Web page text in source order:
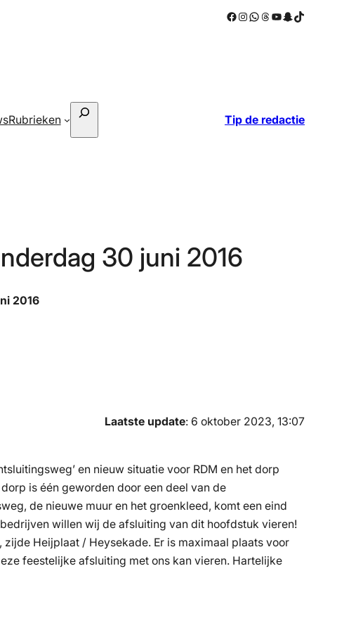
Facebook
Instagram
WhatsApp
Threads
YouTube
Snapchat
TikTok
Rubrieken
Zoeken
Tip de redactie
30 juni 2016
2016
Laatste update: 6 oktober 2023, 13:07
en nieuw situatie voor RDM en het dorp
is één geworden door een deel van de
de nieuwe muur en het groenkleed, komt een eind
willen wij de afsluiting van dit hoofdstuk vieren!
Heijplaat / Heysekade. Er is maximaal plaats voor
feestelijke afsluiting met ons kan vieren. Hartelijke